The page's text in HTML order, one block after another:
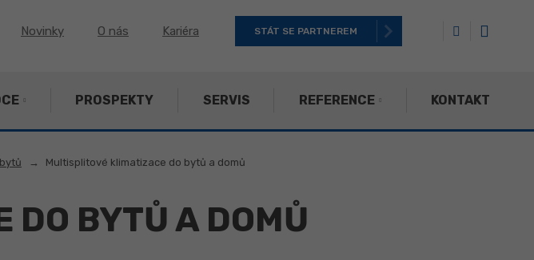
Novinky O nás Kariéra STÁT SE PARTNEREM
PROSPEKTY SERVIS REFERENCE KONTAKT
Multisplitové klimatizace do bytů a domů
BYTŮ A DOMŮ